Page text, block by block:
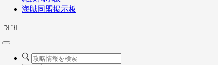
海賊同盟掲示板
"}] "}]